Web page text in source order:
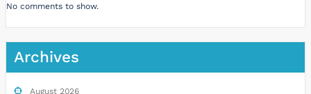
No comments to show.
Archives
August 2026